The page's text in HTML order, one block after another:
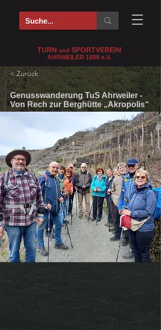
TURN und SPORTVEREIN
AHRWEILER 1898 e.V.
< Zurück
Genusswanderung TuS Ahrweiler -
Von Rech zur Berghütte „Akropolis“